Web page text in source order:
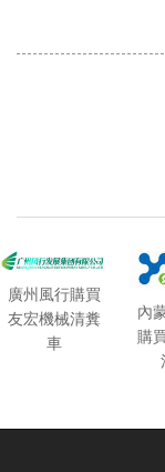
廣州風行購買
友宏機械清糞
車
內
購